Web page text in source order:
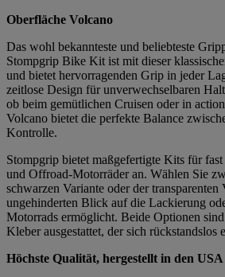
Oberfläche Volcano
Das wohl bekannteste und beliebteste
Stompgrip Bike Kit ist mit dieser
und bietet hervorragenden Grip in jeder
zeitlose Design für unverwechselbaren
ob beim gemütlichen Cruisen oder in
Volcano bietet die perfekte Balance
Kontrolle.
Stompgrip bietet maßgefertigte Kits für
und Offroad-Motorräder an. Wählen Sie
schwarzen Variante oder der transparenten
ungehinderten Blick auf die Lackierung
Motorrads ermöglicht. Beide Optionen
Kleber ausgestattet, der sich rückstandslos
Höchste Qualität, hergestellt in den USA